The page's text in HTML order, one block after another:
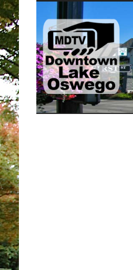
SKIP
TO
CONTENT